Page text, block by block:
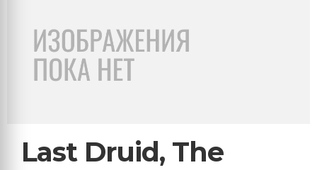
Last Druid, The